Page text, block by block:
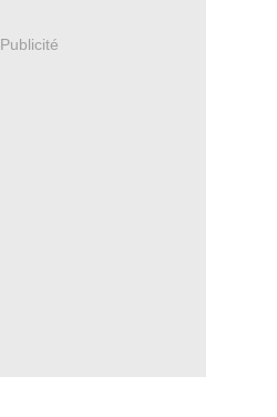
Publicité